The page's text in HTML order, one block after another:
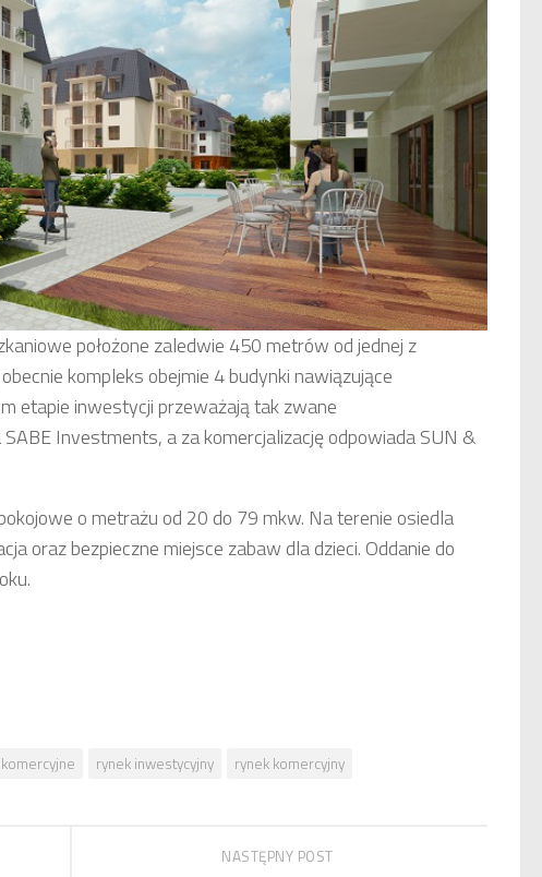
położone zaledwie 450 metrów od jednej z
kompleks obejmie 4 budynki nawiązujące
etapie inwestycji przeważają tak zwane
Investments, a za komercjalizację odpowiada SUN &
o metrażu od 20 do 79 mkw. Na terenie osiedla
oraz bezpieczne miejsce zabaw dla dzieci. Oddanie do
rynek inwestycyjny rynek komercyjny
NASTĘPNY POST